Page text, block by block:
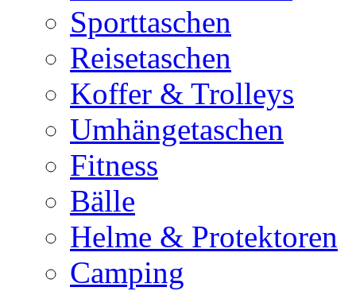
Sporttaschen
Reisetaschen
Koffer & Trolleys
Umhängetaschen
Fitness
Bälle
Helme & Protektoren
Camping